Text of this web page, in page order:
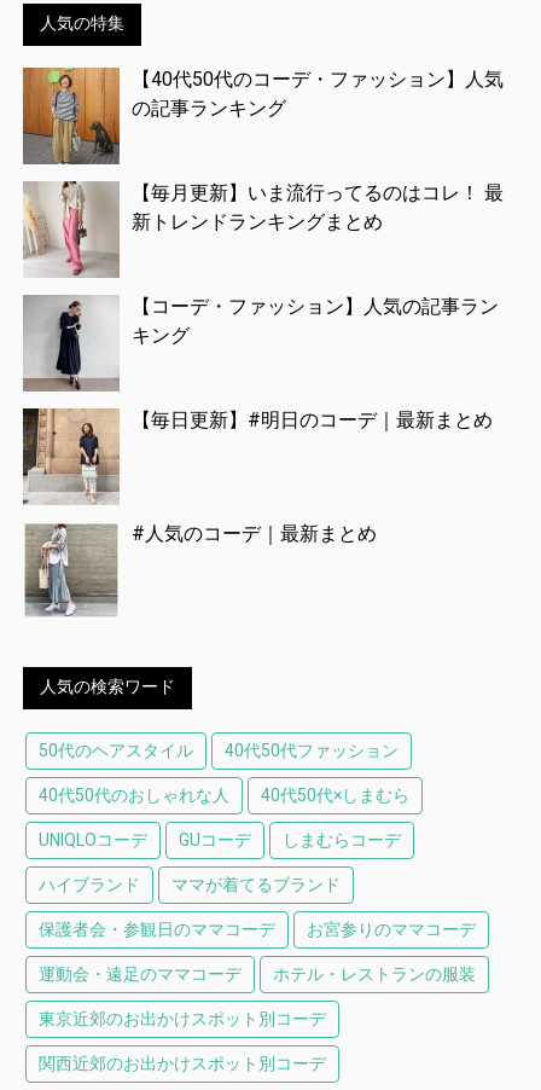
人気の特集
【40代50代のコーデ・ファッション】人気
の記事ランキング
【毎月更新】いま流行ってるのはコレ！ 最
新トレンドランキングまとめ
【コーデ・ファッション】人気の記事ラン
キング
【毎日更新】#明日のコーデ｜最新まとめ
#人気のコーデ｜最新まとめ
人気の検索ワード
50代のヘアスタイル 40代50代ファッション
40代50代のおしゃれな人 40代50代×しまむら
UNIQLOコーデ GUコーデ しまむらコーデ
ハイブランド ママが着てるブランド
保護者会・参観日のママコーデ お宮参りのママコーデ
運動会・遠足のママコーデ ホテル・レストランの服装
東京近郊のお出かけスポット別コーデ
関西近郊のお出かけスポット別コーデ